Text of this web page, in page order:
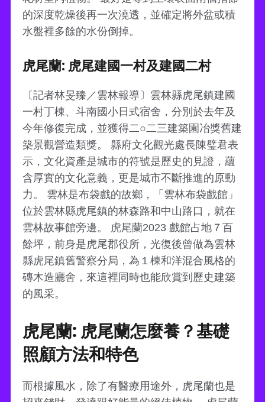
的深度乾燥後再一次澆透，並確定將外盆或積
水盤裡多餘的水份倒掉。
虎尾蘭: 虎尾建國一村及建國二村
〔記者林旻臻／雲林報導〕雲林縣虎尾鎮建國
一村丁棟、斗南國小日式宿舍，分別於去年及
今年修復完成，並獲得二○二三建築園冶獎舊建
築景觀營造類獎。 縣府文化觀光處長陳璧君表
示，文化資產是城市的符號是歷史的見證，蘊
含厚實的文化意義，更是城市不斷推進的原動
力。 雲林是布袋戲的故鄉，「雲林布袋戲館」
位於雲林縣虎尾鎮的林森路和中山路口，就在
雲林故事館旁邊。 虎尾蘭2023 戲館占地７百
餘坪，前身是虎尾郡役所，光復後曾做為雲林
縣虎尾鎮舊警察分局，為１棟和洋混合風格的
磚木造廳舍，來這裡同時也能欣賞到歷史建築
的風采。
虎尾蘭: 虎尾蘭怎麼養？基礎
照顧方法和特色
而根據風水，除了有醫療用途外，虎尾蘭也是